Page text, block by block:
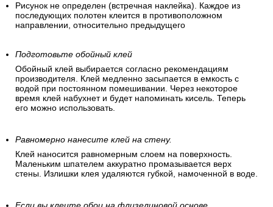
Рисунок не определен (встречная наклейка). Каждое из
последующих полотен клеится в противоположном
направлении, относительно предыдущего
Подготовьте обойный клей
Обойный клей выбирается согласно рекомендациям
производителя. Клей медленно засыпается в емкость с
водой при постоянном помешивании. Через некоторое
время клей набухнет и будет напоминать кисель. Теперь
его можно использовать.
Равномерно нанесите клей на стену.
Клей наносится равномерным слоем на поверхность.
Маленьким шпателем аккуратно промазывается верх
стены. Излишки клея удаляются губкой, намоченной в воде.